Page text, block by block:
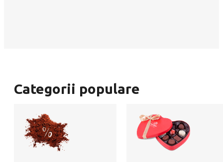
Categorii populare